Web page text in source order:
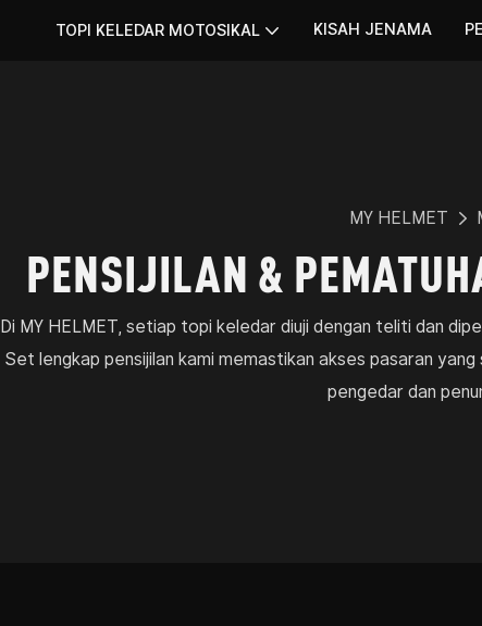
TOPI KELEDAR MOTOSIKAL KISAH JENAMA
MY HELMET
PENSIJILAN &
Di MY HELMET, setiap topi keledar diuji dengan teliti dan
Set lengkap pensijilan kami memastikan akses pasaran
pengedar dan